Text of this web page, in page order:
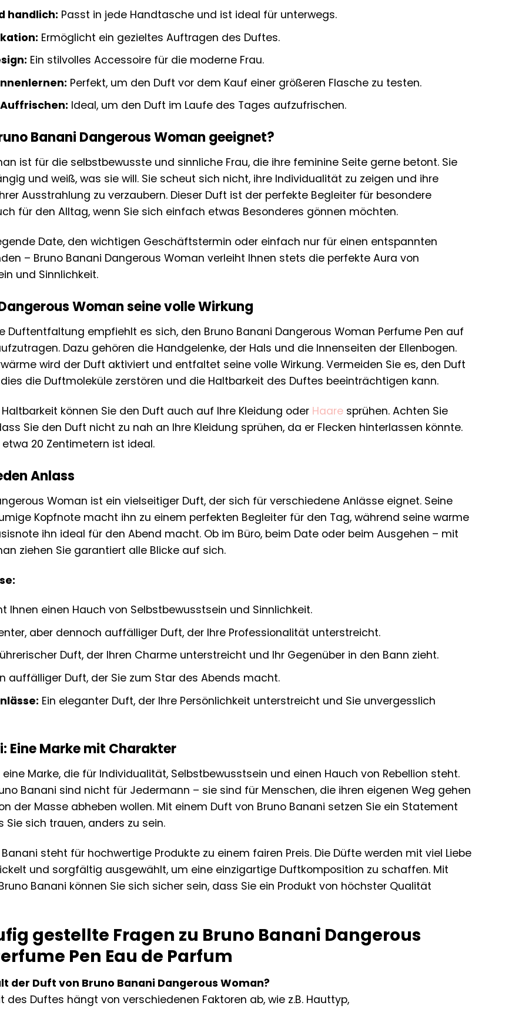
handlich: Passt in jede Handtasche und ist ideal für unterwegs.
Ermöglicht ein gezieltes Auftragen des Duftes.
Ein stilvolles Accessoire für die moderne Frau.
Perfekt, um den Duft vor dem Kauf einer größeren Flasche zu testen.
Ideal, um den Duft im Laufe des Tages aufzufrischen.
Banani Dangerous Woman geeignet?
ist für die selbstbewusste und sinnliche Frau, die ihre feminine Seite gerne betont. Sie
und weiß, was sie will. Sie scheut sich nicht, ihre Individualität zu zeigen und ihre
Ausstrahlung zu verzaubern. Dieser Duft ist der perfekte Begleiter für besondere
für den Alltag, wenn Sie sich einfach etwas Besonderes gönnen möchten.
Date, den wichtigen Geschäftstermin oder einfach nur für einen entspannten
– Bruno Banani Dangerous Woman verleiht Ihnen stets die perfekte Aura von
und Sinnlichkeit.
Woman seine volle Wirkung
Duftentfaltung empfiehlt es sich, den Bruno Banani Dangerous Woman Perfume Pen auf
Dazu gehören die Handgelenke, der Hals und die Innenseiten der Ellenbogen.
wird der Duft aktiviert und entfaltet seine volle Wirkung. Vermeiden Sie es, den Duft
die Duftmoleküle zerstören und die Haltbarkeit des Duftes beeinträchtigen kann.
können Sie den Duft auch auf Ihre Kleidung oder Haare sprühen. Achten Sie
Sie den Duft nicht zu nah an Ihre Kleidung sprühen, da er Flecken hinterlassen könnte.
20 Zentimetern ist ideal.
Anlass
Woman ist ein vielseitiger Duft, der sich für verschiedene Anlässe eignet. Seine
Kopfnote macht ihn zu einem perfekten Begleiter für den Tag, während seine warme
ihn ideal für den Abend macht. Ob im Büro, beim Date oder beim Ausgehen – mit
ziehen Sie garantiert alle Blicke auf sich.
Ihnen einen Hauch von Selbstbewusstsein und Sinnlichkeit.
aber dennoch auffälliger Duft, der Ihre Professionalität unterstreicht.
Duft, der Ihren Charme unterstreicht und Ihr Gegenüber in den Bann zieht.
auffälliger Duft, der Sie zum Star des Abends macht.
Ein eleganter Duft, der Ihre Persönlichkeit unterstreicht und Sie unvergesslich
Eine Marke mit Charakter
Marke, die für Individualität, Selbstbewusstsein und einen Hauch von Rebellion steht.
Banani sind nicht für Jedermann – sie sind für Menschen, die ihren eigenen Weg gehen
der Masse abheben wollen. Mit einem Duft von Bruno Banani setzen Sie ein Statement
Sie sich trauen, anders zu sein.
Banani steht für hochwertige Produkte zu einem fairen Preis. Die Düfte werden mit viel Liebe
und sorgfältig ausgewählt, um eine einzigartige Duftkomposition zu schaffen. Mit
Banani können Sie sich sicher sein, dass Sie ein Produkt von höchster Qualität
gestellte Fragen zu Bruno Banani Dangerous
Pen Eau de Parfum
der Duft von Bruno Banani Dangerous Woman?
des Duftes hängt von verschiedenen Faktoren ab, wie z.B. Hauttyp,